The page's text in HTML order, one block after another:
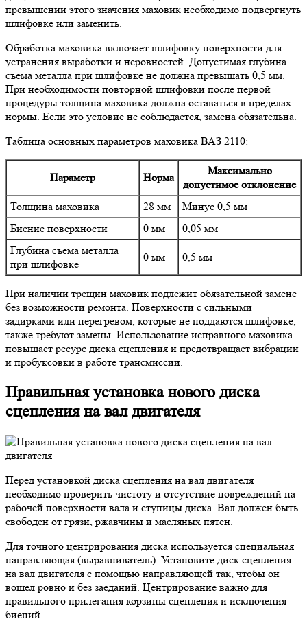
превышении этого значения маховик необходимо подвергнуть
шлифовке или заменить.
Обработка маховика включает шлифовку поверхности для
устранения выработки и неровностей. Допустимая глубина
съёма металла при шлифовке не должна превышать 0,5 мм.
При необходимости повторной шлифовки после первой
процедуры толщина маховика должна оставаться в пределах
нормы. Если это условие не соблюдается, замена обязательна.
Таблица основных параметров маховика ВАЗ 2110:
Параметр Норма
Максимально
допустимое отклонение
Толщина маховика
28 мм
Минус 0,5 мм
Биение поверхности
0 мм
0,05 мм
Глубина съёма металла
при шлифовке
0 мм 0,5 мм
При наличии трещин маховик подлежит обязательной замене
без возможности ремонта. Поверхности с сильными
задирками или перегревом, которые не поддаются шлифовке,
также требуют замены. Использование исправного маховика
повышает ресурс диска сцепления и предотвращает вибрации
и пробуксовки в работе трансмиссии.
Правильная установка нового диска
сцепления на вал двигателя
Перед установкой диска сцепления на вал двигателя
необходимо проверить чистоту и отсутствие повреждений на
рабочей поверхности вала и ступицы диска. Вал должен быть
свободен от грязи, ржавчины и масляных пятен.
Для точного центрирования диска используется специальная
направляющая (выравниватель). Установите диск сцепления
на вал двигателя с помощью направляющей так, чтобы он
вошёл ровно и без заеданий. Центрирование важно для
правильного прилегания корзины сцепления и исключения
биений.